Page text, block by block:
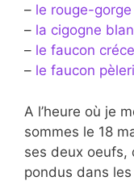
– le rouge-gorge
– la cigogne
– le faucon
– le faucon
A l’heure où je
sommes le 18
ses deux oeufs,
pondus dans